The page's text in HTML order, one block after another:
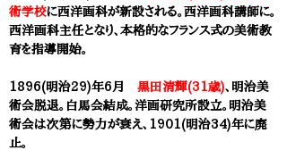
術学校に西洋画科が新設される。西洋画科講師に。
西洋画科主任となり、本格的なフランス式の美術教
育を指導開始。
1896(明治29)年6月 黒田清輝(31歳)、明治美
術会脱退。白馬会結成。洋画研究所設立。明治美
術会は次第に勢力が衰え、1901(明治34)年に廃
止。